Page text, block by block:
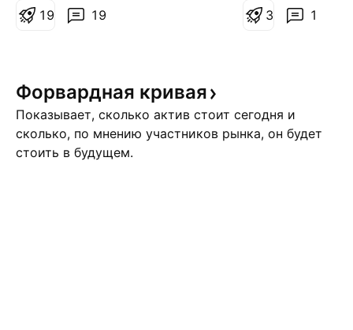
котировки отличаются,
в фазе бокового движения. В
подобных диапазонах обычно
накап
19
1 9
Комментарий:
чуть более 5%.
торговая реко
1
3
Форвардная кривая
Показывает, сколько актив стоит сегодня и
сколько, по мнению участников рынка, он будет
стоить в будущем.